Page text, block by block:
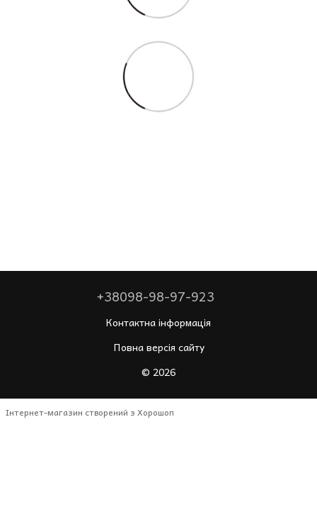
+38098-98-97-923
Контактна інформація
Повна версія сайту
© 2026
Інтернет-магазин створений з Хорошоп